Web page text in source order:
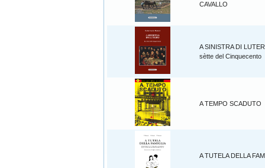
CAVALLO
A SINISTRA DI
sètte del Cinquecento
A TEMPO SCADUTO
A TUTELA DELLA